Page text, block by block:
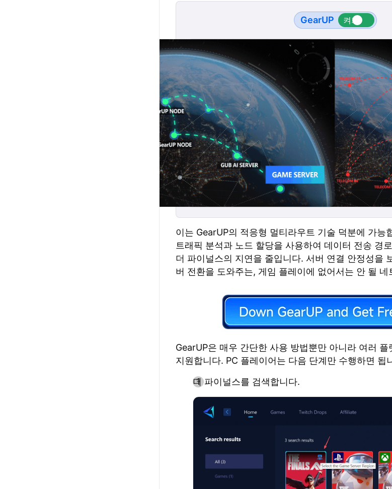
GearUP
이는 GearUP의 적응형 멀티라우트 기술 덕분에 가능
트래픽 분석과 노드 할당을 사용하여 데이터 전송 경
더 파이널스의 지연을 줄입니다. 서버 연결 안정성을
버 전환을 도와주는, 게임 플레이에 없어서는 안 될 네
GearUP은 매우 간단한 사용 방법뿐만 아니라 여러
지원합니다. PC 플레이어는 다음 단계만 수행하면 됩
더 파이널스를 검색합니다.